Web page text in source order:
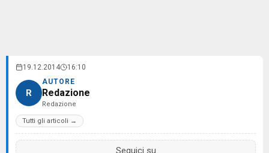
19.12.2014 16:10
R
AUTORE
Redazione
Redazione
Tutti gli articoli →
Seguici su